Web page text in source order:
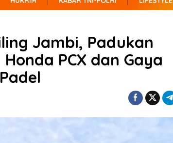
Jambi, Padukan
PCX dan Gaya